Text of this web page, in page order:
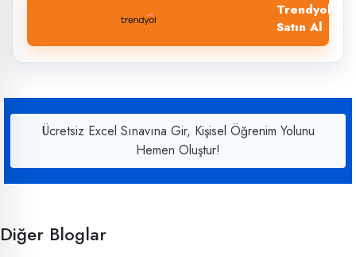
Trendyol'dan
Satın Al
Ücretsiz Excel Sınavına Gir, Kişisel Öğrenim Yolunu
Hemen Oluştur!
Diğer Bloglar